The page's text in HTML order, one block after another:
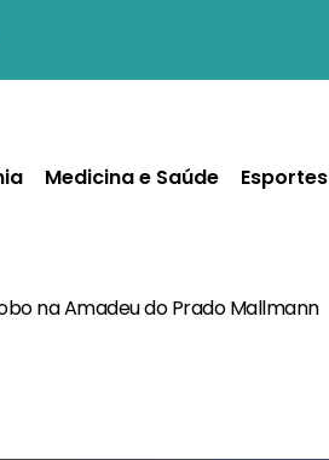
Medicina e Saúde Esportes
na Amadeu do Prado Mallmann